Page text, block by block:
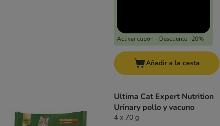
Activar cupón - Descuento -20%
Añadir a la cesta
Ultima Cat Expert Nutrition
Urinary pollo y vacuno
4 x 70 g